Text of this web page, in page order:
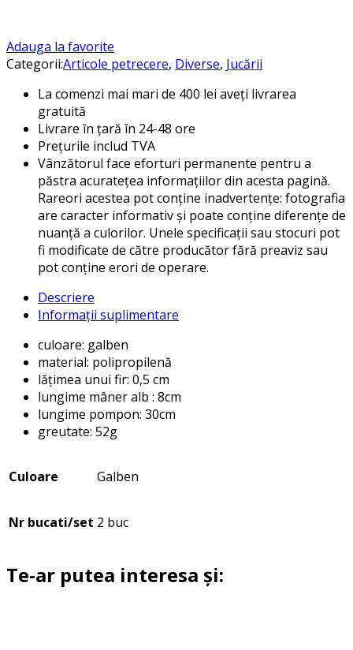
Adauga la favorite
Categorii:Articole petrecere, Diverse, Jucării
La comenzi mai mari de 400 lei aveți livrarea
gratuită
Livrare în țară în 24-48 ore
Prețurile includ TVA
Vânzătorul face eforturi permanente pentru a
păstra acuratețea informațiilor din acesta pagină.
Rareori acestea pot conține inadvertențe: fotografia
are caracter informativ și poate conține diferențe de
nuanță a culorilor. Unele specificații sau stocuri pot
fi modificate de către producător fără preaviz sau
pot conține erori de operare.
Descriere
Informații suplimentare
culoare: galben
material: polipropilenă
lățimea unui fir: 0,5 cm
lungime mâner alb : 8cm
lungime pompon: 30cm
greutate: 52g
Culoare Galben
Nr bucati/set 2 buc
Te-ar putea interesa și: